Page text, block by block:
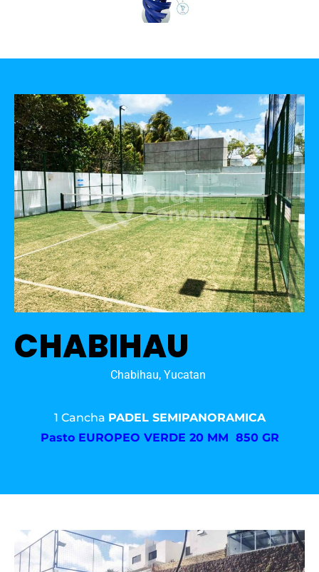
CHABIHAU
Chabihau, Yucatan
1 Cancha PADEL SEMIPANORAMICA
Pasto EUROPEO VERDE 20 MM 850 GR